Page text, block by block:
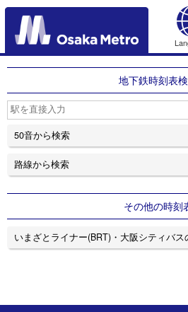
もどる
地下鉄時刻表
50音から検索
路線から検索
その他の時刻
いまざとライナー(BRT)・大阪シティバス